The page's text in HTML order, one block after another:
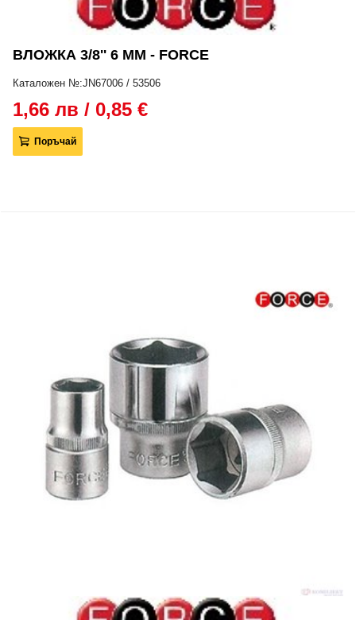
ВЛОЖКА 3/8'' 6 ММ - FORCE
Каталожен №:JN67006 / 53506
1,66 лв / 0,85 €
Поръчай